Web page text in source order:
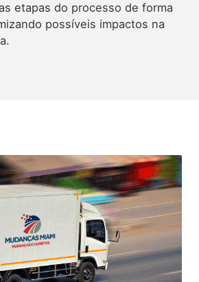
etapas do processo de forma
possíveis impactos na